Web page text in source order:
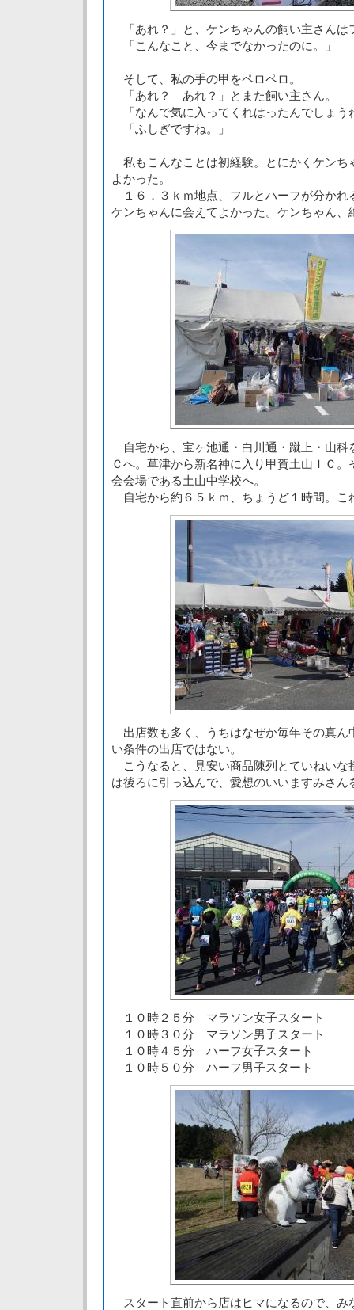
「あれ？」と、ケンちゃんの飼い主さんは
「こんなこと、今までなかったのに。」
そして、私の手の甲をペロペロ。
「あれ？ あれ？」とまた飼い主さん。
「なんで気に入ってくれはったんでしょう
「ふしぎですね。」
私もこんなことは初経験。とにかくケンち
よかった。
１６．３ｋｍ地点、フルとハーフが分かれ
ケンちゃんに会えてよかった。ケンちゃん、
自宅から、宝ヶ池通・白川通・蹴上・山科
Ｃへ。草津から新名神に入り甲賀土山ＩＣ
会会場である土山中学校へ。
自宅から約６５ｋｍ、ちょうど１時間。こ
出店数も多く、うちはなぜか毎年その真ん
い条件の出店ではない。
こうなると、見安い商品陳列とていねいな
は後ろに引っ込んで、愛想のいいますみさん
１０時２５分 マラソン女子スタート
１０時３０分 マラソン男子スタート
１０時４５分 ハーフ女子スタート
１０時５０分 ハーフ男子スタート
スタート直前から店はヒマになるので、み